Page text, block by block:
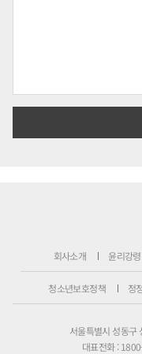
회사소개 윤리강령
청소년보호정책 정
서울특별시 성동구
대표전화 :